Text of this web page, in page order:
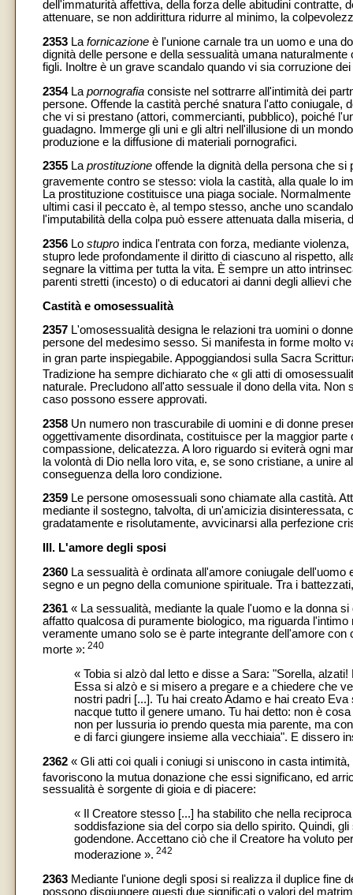
dell'immaturità affettiva, della forza delle abitudini contratte,
attenuare, se non addirittura ridurre al minimo, la
2353 La fornicazione è l'unione carnale tra un uomo e una
dignità delle persone e della sessualità umana
figli. Inoltre è un grave scandalo quando vi sia corruzione
2354La pornografia consiste nel sottrarre all'intimità dei
persone. Offende la castità perché snatura l'atto coniugale,
che vi si prestano (attori, commercianti, pubblico), poiché
guadagno. Immerge gli uni e gli altri nell'illusione di un
produzione e la diffusione di materiali pornografici.
2355 Laprostituzione offende la dignità della persona che
gravemente contro se stesso: viola la castità, alla quale lo
La prostituzione costituisce una piaga sociale.
ultimi casi il peccato è, al tempo stesso, anche uno
l'imputabilità della colpa può essere attenuata dalla miseria,
2356 Lo stupro indica l'entrata con forza, mediante
stupro lede profondamente il diritto di ciascuno al rispetto,
segnare la vittima per tutta la vita. È sempre un atto
parenti stretti (incesto) o di educatori ai danni degli allievi
Castità e omosessualità
2357 L'omosessualità designa le relazioni tra uomini o
persone del medesimo sesso. Si manifesta in forme molto
in gran parte inspiegabile. Appoggiandosi sulla Sacra
Tradizione ha sempre dichiarato che « gli atti di
naturale. Precludono all'atto sessuale il dono della vita.
caso possono essere approvati.
2358 Un numero non trascurabile di uomini e di donne
oggettivamente disordinata, costituisce per la maggior
compassione, delicatezza. A loro riguardo si eviterà ogni
la volontà di Dio nella loro vita, e, se sono cristiane, a unire
conseguenza della loro condizione.
2359 Le persone omosessuali sono chiamate alla castità.
mediante il sostegno, talvolta, di un'amicizia
gradatamente e risolutamente, avvicinarsi alla perfezione
III. L'amore degli sposi
2360 La sessualità è ordinata all'amore coniugale
segno e un pegno della comunione spirituale. Tra i
2361 « La sessualità, mediante la quale l'uomo e la donna
affatto qualcosa di puramente biologico, ma riguarda
veramente umano solo se è parte integrante dell'amore
morte »: 240
« Tobia si alzò dal letto e disse a Sara: "Sorella,
Essa si alzò e si misero a pregare e a chiedere che
nostri padri [...]. Tu hai creato Adamo e hai creato
nacque tutto il genere umano. Tu hai detto: non è
non per lussuria io prendo questa mia parente, ma
e di farci giungere insieme alla vecchiaia". E dissero
2362 « Gli atti coi quali i coniugi si uniscono in casta
favoriscono la mutua donazione che essi significano, ed
sessualità è sorgente di gioia e di piacere:
« Il Creatore stesso [...] ha stabilito che nella
soddisfazione sia del corpo sia dello spirito. Quindi,
godendone. Accettano ciò che il Creatore ha voluto
moderazione ». 242
2363 Mediante l'unione degli sposi si realizza il duplice fine
possono disgiungere questi due significati o valori del